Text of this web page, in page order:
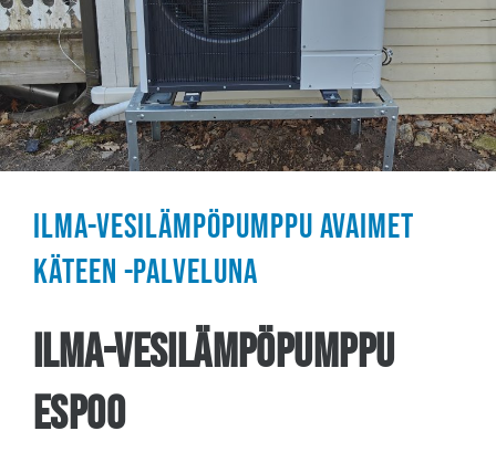
Ilma-vesilämpöpumppu avaimet
käteen -palveluna
Ilma-vesilämpöpumppu
Espoo